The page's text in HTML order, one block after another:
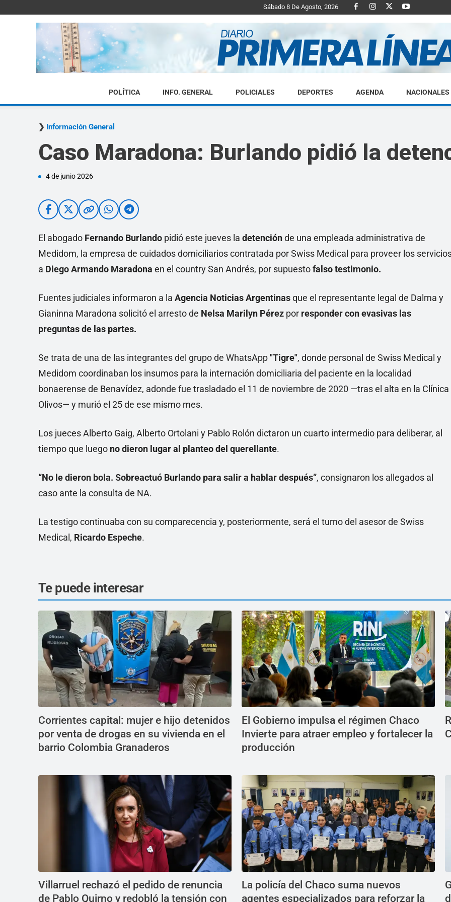
Sábado 8 De Agosto, 2026
Diario
Linea
POLÍTICA INFO. GENERAL POLICIALES DEPORTES AGENDA NACIONALES
Información General
Caso Maradona: Burlando pidió la
4 de junio 2026
El abogado Fernando Burlando pidió este jueves la detenciónde una empleada administrativa de
Medidom, la empresa de cuidados domiciliarios contratada por Swiss Medical para proveer los
a Diego Armando Maradona en el country San Andrés, por supuestofalso testimonio.
Fuentes judiciales informaron a la Agencia Noticias Argentinasque el representante legal de Dalma y
Gianinna Maradona solicitó el arresto de Nelsa Marilyn Pérez por responder con evasivas las
preguntas de las partes.
Se trata de una de las integrantes del grupo de WhatsApp"Tigre", donde personal de Swiss Medical y
Medidom coordinaban los insumos para la internación domiciliaria del paciente en la localidad
bonaerense de Benavídez, adonde fue trasladado el 11 de noviembre de 2020 —tras el alta en la Clínica
Olivos— y murió el 25 de ese mismo mes.
Los jueces Alberto Gaig, Alberto Ortolani y Pablo Rolón dictaron un cuarto intermedio para deliberar, al
tiempo que luego no dieron lugar al planteo del querellante.
“No le dieron bola. Sobreactuó Burlando para salir a hablar después”, consignaron los allegados al
caso ante la consulta de NA.
La testigo continuaba con su comparecencia y, posteriormente, será el turno del asesor de Swiss
Medical, Ricardo Espeche.
Te puede interesar
Corrientes capital: mujer e hijo detenidos
por venta de drogas en su vivienda en el
barrio Colombia Granaderos
El Gobierno impulsa el régimen Chaco
Invierte para atraer empleo y fortalecer la
producción
Villarruel rechazó el pedido de renuncia
de Pablo Quirno y redobló la tensión con
La policía del Chaco suma nuevos
agentes especializados para reforzar la